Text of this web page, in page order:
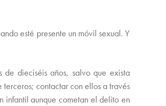
esté presente un móvil sexual. Y
dieciséis años, salvo que exista
contactar con ellos a través
infantil aunque cometan el delito en